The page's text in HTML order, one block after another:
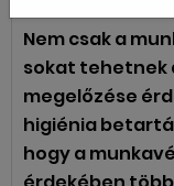
Nem csak a
sokat tehetnek
megelőzése
higiénia
hogy a